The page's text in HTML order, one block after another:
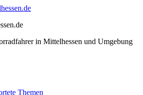
in Mittelhessen und Umgebung
Themen